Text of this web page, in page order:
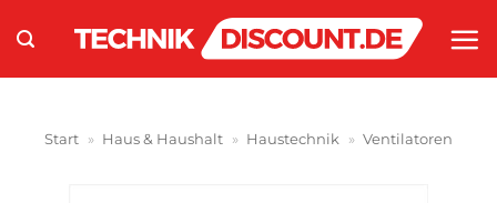
Inhalt
springen
Start » Haus & Haushalt » Haustechnik » Ventilatoren